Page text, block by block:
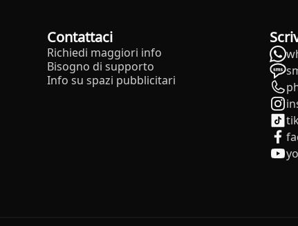
Contattaci
Richiedi maggiori info
Bisogno di supporto
Info su spazi pubblicitari